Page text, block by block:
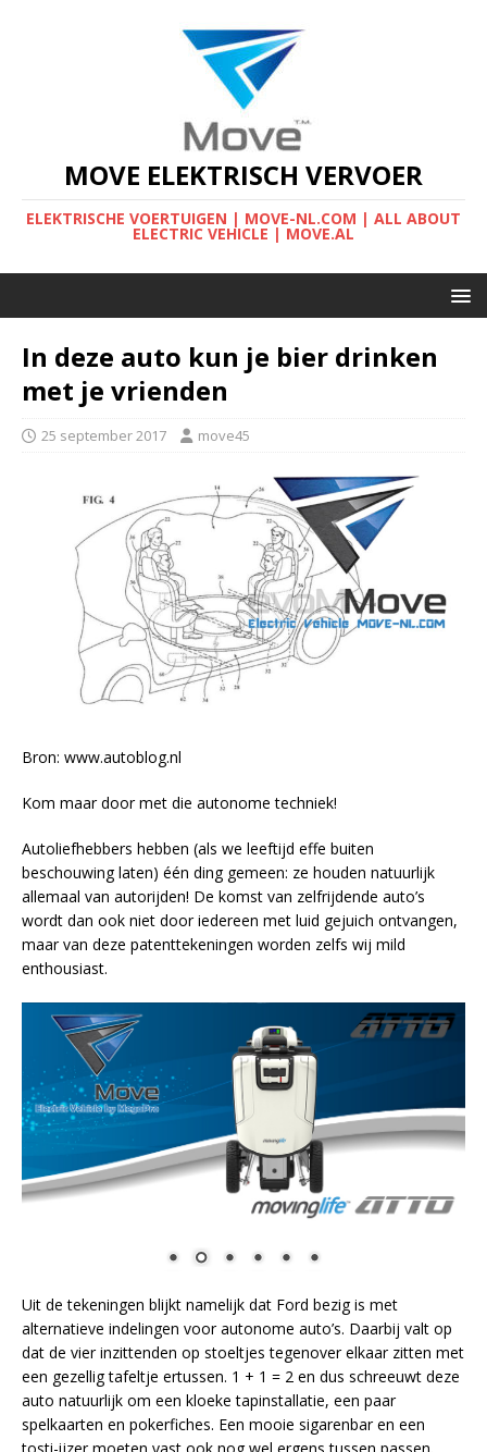
MOVE ELEKTRISCH VERVOER
ELEKTRISCHE VOERTUIGEN | MOVE-NL.COM | ALL ABOUT
ELECTRIC VEHICLE | MOVE.AL
In deze auto kun je bier drinken
met je vrienden
25 september 2017 move45
Bron: www.autoblog.nl
Kom maar door met die autonome techniek!
Autoliefhebbers hebben (als we leeftijd effe buiten
beschouwing laten) één ding gemeen: ze houden natuurlijk
allemaal van autorijden! De komst van zelfrijdende auto’s
wordt dan ook niet door iedereen met luid gejuich ontvangen,
maar van deze patenttekeningen worden zelfs wij mild
enthousiast.
Uit de tekeningen blijkt namelijk dat Ford bezig is met
alternatieve indelingen voor autonome auto’s. Daarbij valt op
dat de vier inzittenden op stoeltjes tegenover elkaar zitten met
een gezellig tafeltje ertussen. 1 + 1 = 2 en dus schreeuwt deze
auto natuurlijk om een kloeke tapinstallatie, een paar
spelkaarten en pokerfiches. Een mooie sigarenbar en een